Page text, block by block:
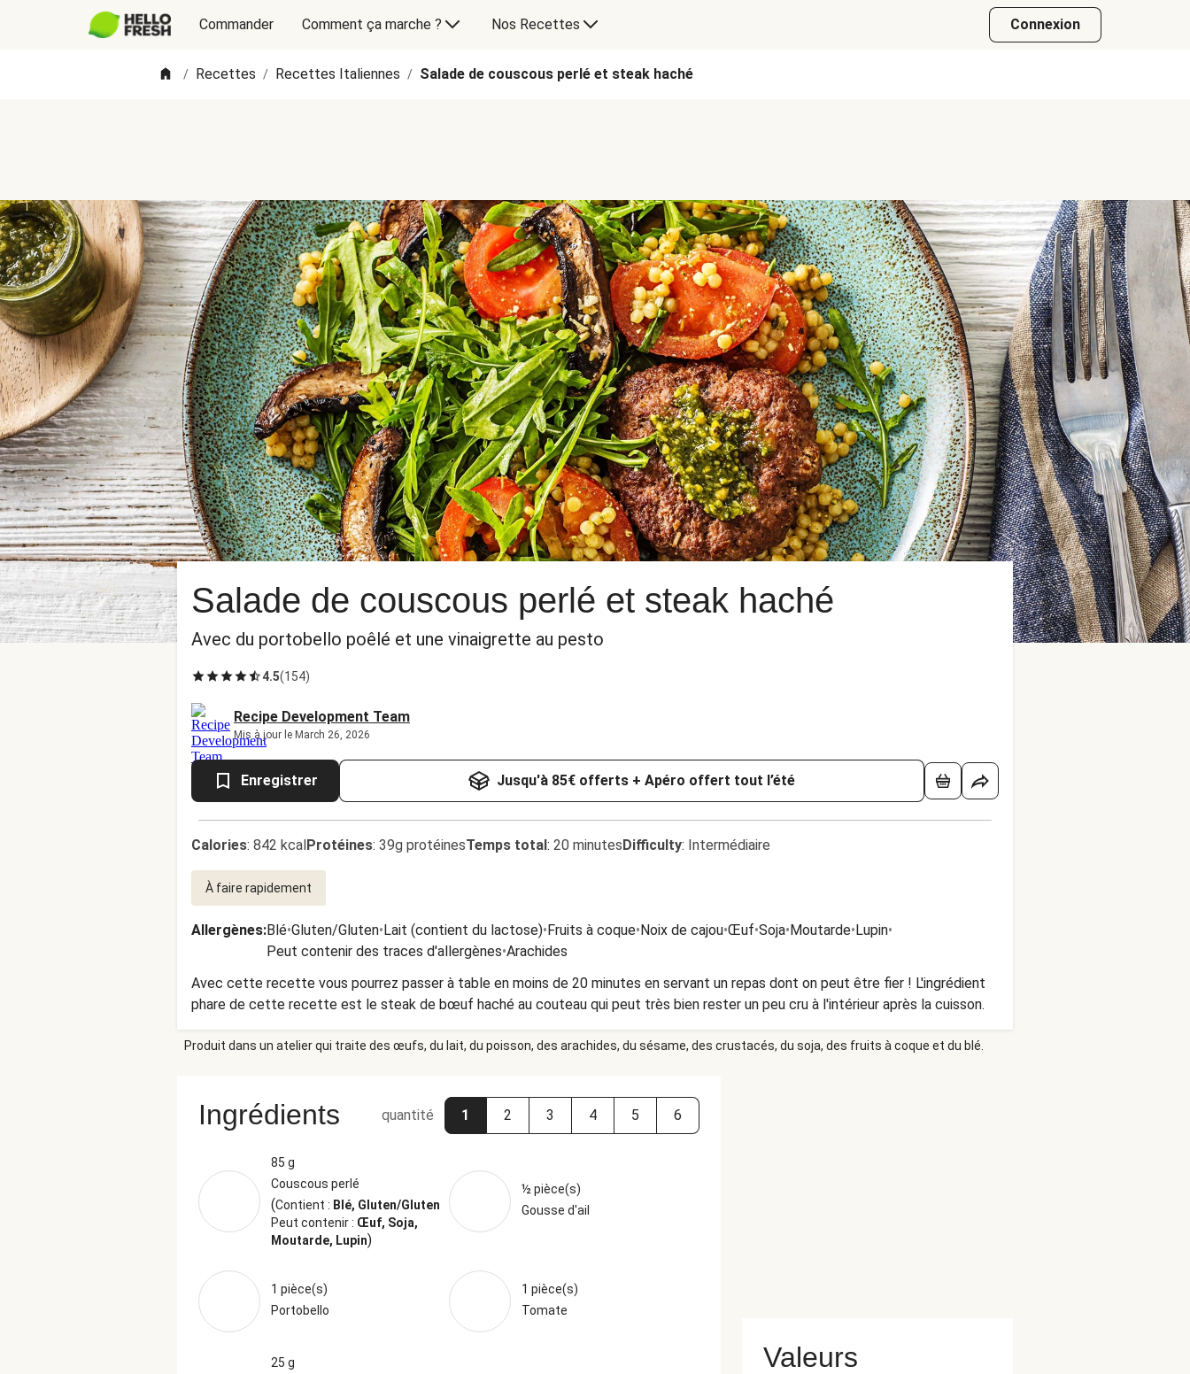
Commander Comment ça marche ? Nos Recettes Connexion
/ Recettes / Recettes Italiennes / Salade de couscous perlé et steak haché
Salade de couscous perlé et steak haché
Avec du portobello poêlé et une vinaigrette au pesto
4.5(154)
Recipe Development Team
Mis à jour le March 26, 2026
Enregistrer Jusqu'à 85€ offerts + Apéro offert tout l’été
Calories: 842 kcalProtéines: 39g protéinesTemps total: 20 minutesDifficulty: Intermédiaire
À faire rapidement
Allergènes:Blé•Gluten/Gluten•Lait (contient du lactose)•Fruits à coque•Noix de cajou•Œuf•Soja•Moutarde•Lupin•
Peut contenir des traces d'allergènes•Arachides
Avec cette recette vous pourrez passer à table en moins de 20 minutes en servant un repas dont on peut être fier ! L'ingrédient
phare de cette recette est le steak de bœuf haché au couteau qui peut très bien rester un peu cru à l'intérieur après la cuisson.
Produit dans un atelier qui traite des œufs, du lait, du poisson, des arachides, du sésame, des crustacés, du soja, des fruits à coque et du blé.
Ingrédients quantité 1 2 3 4 5 6
85 g
Couscous perlé
(Contient : Blé, Gluten/Gluten
Peut contenir : Œuf, Soja,
Moutarde, Lupin)
½ pièce(s)
Gousse d'ail
1 pièce(s)
Portobello
1 pièce(s)
Tomate
25 g
Valeurs